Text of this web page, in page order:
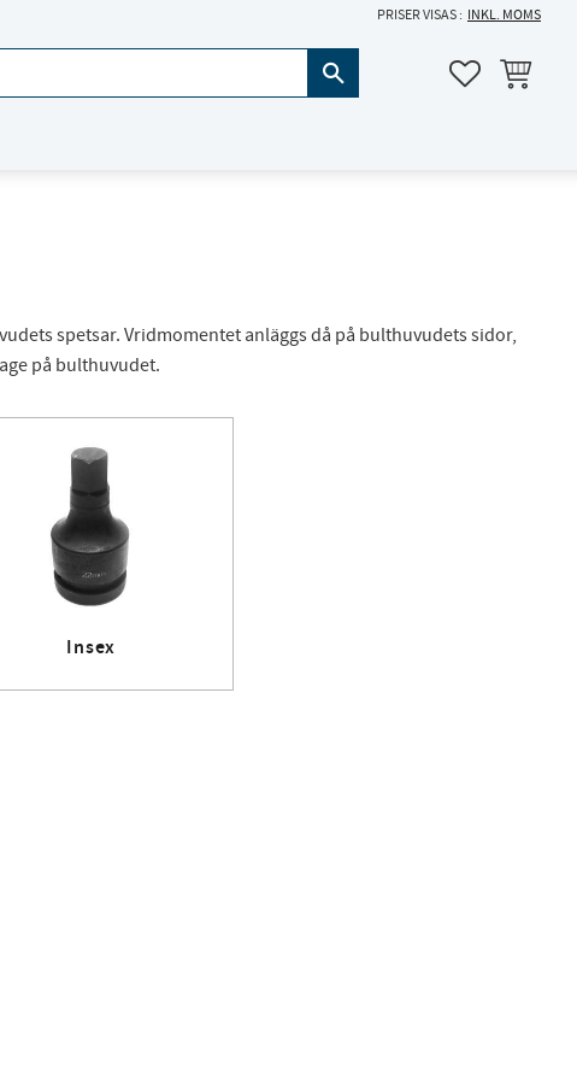
PRISER VISAS INKL. MOMS
FAVORITER
KUNDVAGN
spetsar. Vridmomentet anläggs då på bulthuvudets sidor,
på bulthuvudet.
Insex